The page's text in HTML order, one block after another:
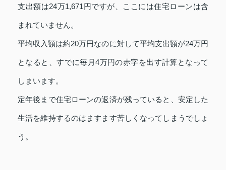
支出額は24万1,671円ですが、ここには住宅ローンは含
まれていません。
平均収入額は約20万円なのに対して平均支出額が24万円
となると、すでに毎月4万円の赤字を出す計算となって
しまいます。
定年後まで住宅ローンの返済が残っていると、安定した
生活を維持するのはますます苦しくなってしまうでしょ
う。